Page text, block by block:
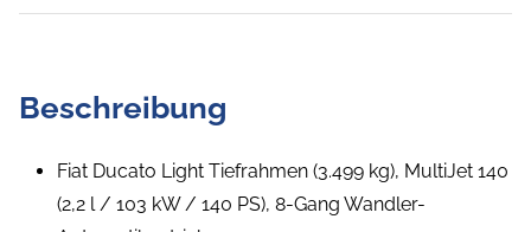
Beschreibung
Fiat Ducato Light Tiefrahmen (3.499 kg), MultiJet 140
(2,2 l / 103 kW / 140 PS), 8-Gang Wandler-